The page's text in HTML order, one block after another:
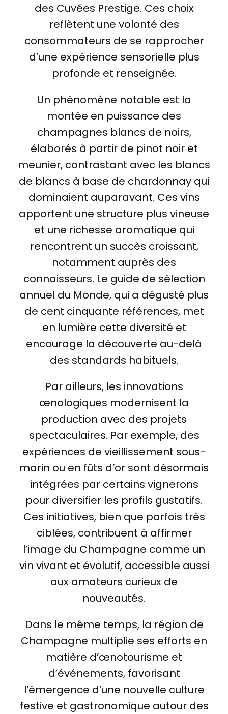
des Cuvées Prestige. Ces choix
reflètent une volonté des
consommateurs de se rapprocher
d’une expérience sensorielle plus
profonde et renseignée.
Un phénomène notable est la
montée en puissance des
champagnes blancs de noirs,
élaborés à partir de pinot noir et
meunier, contrastant avec les blancs
de blancs à base de chardonnay qui
dominaient auparavant. Ces vins
apportent une structure plus vineuse
et une richesse aromatique qui
rencontrent un succès croissant,
notamment auprès des
connaisseurs. Le guide de sélection
annuel du Monde, qui a dégusté plus
de cent cinquante références, met
en lumière cette diversité et
encourage la découverte au-delà
des standards habituels.
Par ailleurs, les innovations
œnologiques modernisent la
production avec des projets
spectaculaires. Par exemple, des
expériences de vieillissement sous-
marin ou en fûts d’or sont désormais
intégrées par certains vignerons
pour diversifier les profils gustatifs.
Ces initiatives, bien que parfois très
ciblées, contribuent à affirmer
l’image du Champagne comme un
vin vivant et évolutif, accessible aussi
aux amateurs curieux de
nouveautés.
Dans le même temps, la région de
Champagne multiplie ses efforts en
matière d’œnotourisme et
d’événements, favorisant
l’émergence d’une nouvelle culture
festive et gastronomique autour des